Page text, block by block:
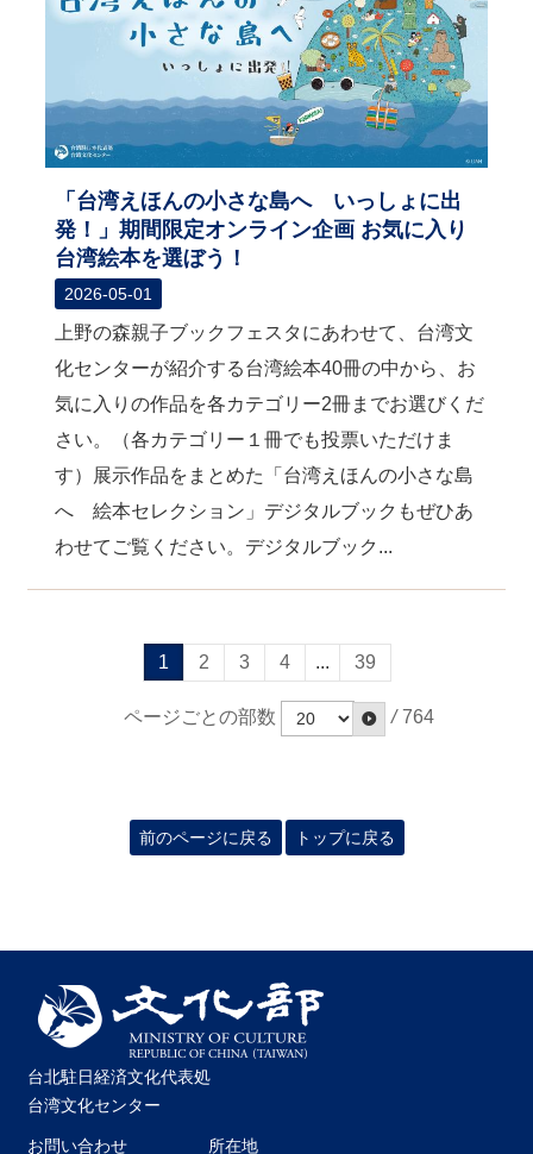
「台湾えほんの小さな島へ いっしょに出
発！」期間限定オンライン企画 お気に入り
台湾絵本を選ぼう！
2026-05-01
上野の森親子ブックフェスタにあわせて、台湾文
化センターが紹介する台湾絵本40冊の中から、お
気に入りの作品を各カテゴリー2冊までお選びくだ
さい。（各カテゴリー１冊でも投票いただけま
す）展示作品をまとめた「台湾えほんの小さな島
へ 絵本セレクション」デジタルブックもぜひあ
わせてご覧ください。デジタルブック...
1 2 3 4 ... 39
ページごとの部数 / 764
前のページに戻る トップに戻る
台北駐日経済文化代表処
台湾文化センター
お問い合わせ 所在地